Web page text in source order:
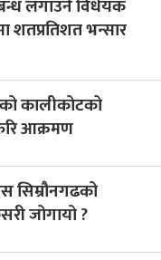
लगाउने विधेयक
शतप्रतिशत भन्सार
कालीकोटको
आक्रमण
जोगायो ?